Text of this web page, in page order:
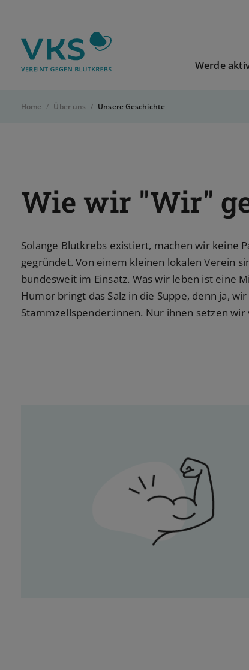
Zur Startseite von VKS-Deutschland
Werde
Home Über uns Unsere Geschichte
Wie wir "Wir"
Solange Blutkrebs existiert, machen wir keine
gegründet. Von einem kleinen lokalen Verein
bundesweit im Einsatz. Was wir leben ist eine
Humor bringt das Salz in die Suppe, denn ja,
Stammzellspender:innen. Nur ihnen setzen